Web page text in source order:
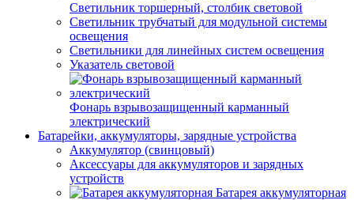
Светильник торшерный, столбик световой
Светильник трубчатый для модульной системы
освещения
Светильники для линейных систем освещения
Указатель световой
Фонарь взрывозащищенный карманный
электрический
Батарейки, аккумуляторы, зарядные устройства
Аккумулятор (свинцовый)
Аксессуары для аккумуляторов и зарядных
устройств
Батарея аккумуляторная